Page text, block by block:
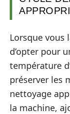
Lorsque vous
d’opter pour
température
préserver les
nettoyage
la machine,